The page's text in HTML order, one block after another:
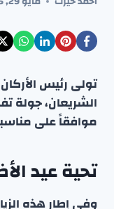
تولى رئيس
الشريعان، جولة
موافقاً على
تحية عيد
وفي إطار هذه